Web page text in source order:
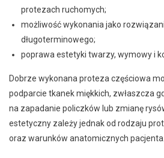
protezach ruchomych;
możliwość wykonania jako
długoterminowego;
poprawa estetyki twarzy, wymowy i
Dobrze wykonana proteza częściowa
podparcie tkanek miękkich, zwłaszcza
na zapadanie policzków lub zmianę
estetyczny zależy jednak od rodzaju
oraz warunków anatomicznych pacjenta.